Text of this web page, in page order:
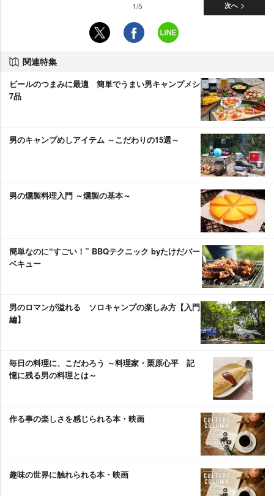
次へ
1/5
関連特集
ビールのつまみに最適 簡単でうまい男キャンプメシ
7品
男のキャンプめしアイテム ～こだわりの15選～
男の燻製料理入門 ～燻製の基本～
簡単なのに“すごい！” BBQテクニック byたけだバー
ベキュー
男のロマンが溢れる ソロキャンプの楽しみ方【入門
編】
毎日の料理に、こだわろう ～料理家・栗原心平 記
憶に残る男の料理とは～
作る事の楽しさを感じられる本・映画
趣味の世界に触れられる本・映画